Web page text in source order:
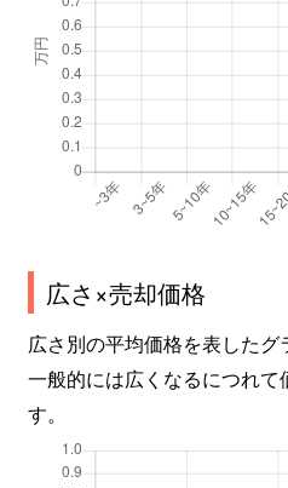
広さ×売却価格
広さ別の平均価格を表したグ
一般的には広くなるにつれて
す。